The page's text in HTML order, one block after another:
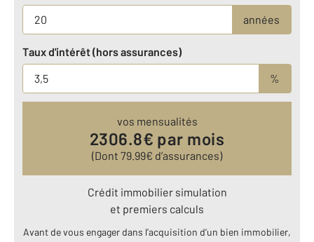
années
Taux d'intérêt (hors assurances)
%
vos mensualités
2306.8€ par mois
(Dont 79.99€ d’assurances)
Crédit immobilier simulation
et premiers calculs
Avant de vous engager dans l’acquisition d’un bien immobilier,